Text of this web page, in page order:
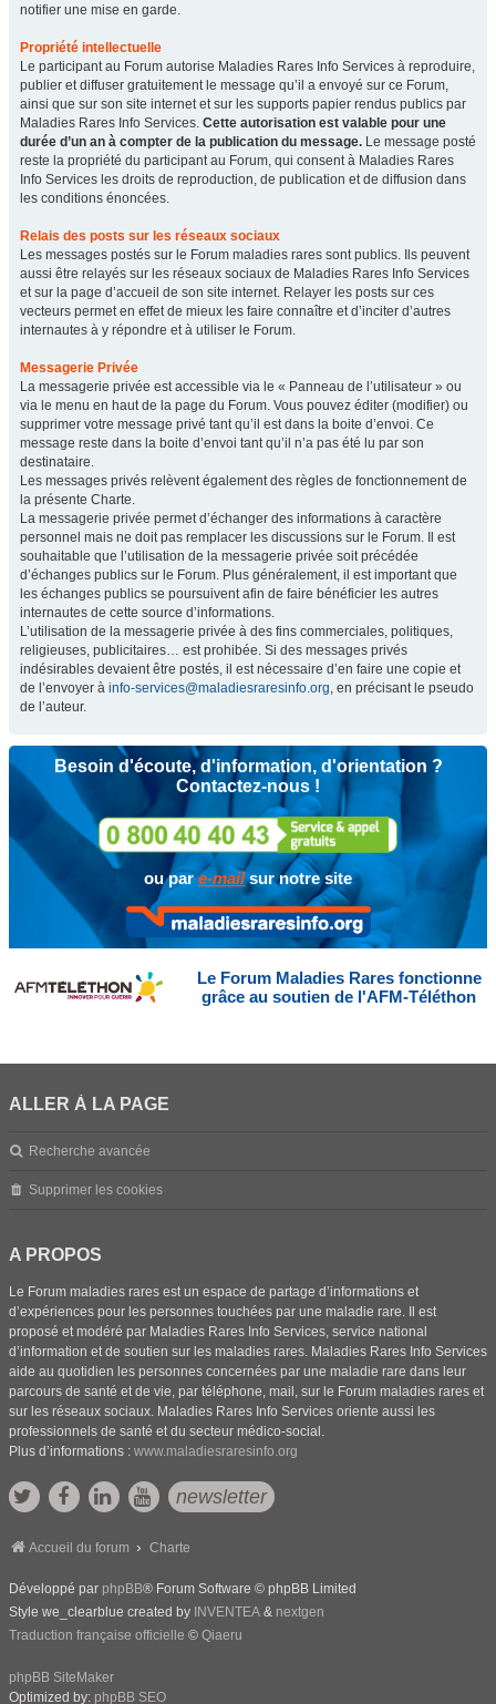
notifier une mise en garde.
Propriété intellectuelle
Le participant au Forum autorise Maladies Rares Info Services à reproduire,
publier et diffuser gratuitement le message qu’il a envoyé sur ce Forum,
ainsi que sur son site internet et sur les supports papier rendus publics par
Maladies Rares Info Services. Cette autorisation est valable pour une
durée d’un an à compter de la publication du message. Le message posté
reste la propriété du participant au Forum, qui consent à Maladies Rares
Info Services les droits de reproduction, de publication et de diffusion dans
les conditions énoncées.
Relais des posts sur les réseaux sociaux
Les messages postés sur le Forum maladies rares sont publics. Ils peuvent
aussi être relayés sur les réseaux sociaux de Maladies Rares Info Services
et sur la page d’accueil de son site internet. Relayer les posts sur ces
vecteurs permet en effet de mieux les faire connaître et d’inciter d’autres
internautes à y répondre et à utiliser le Forum.
Messagerie Privée
La messagerie privée est accessible via le « Panneau de l’utilisateur » ou
via le menu en haut de la page du Forum. Vous pouvez éditer (modifier) ou
supprimer votre message privé tant qu’il est dans la boite d’envoi. Ce
message reste dans la boite d’envoi tant qu’il n’a pas été lu par son
destinataire.
Les messages privés relèvent également des règles de fonctionnement de
la présente Charte.
La messagerie privée permet d’échanger des informations à caractère
personnel mais ne doit pas remplacer les discussions sur le Forum. Il est
souhaitable que l’utilisation de la messagerie privée soit précédée
d’échanges publics sur le Forum. Plus généralement, il est important que
les échanges publics se poursuivent afin de faire bénéficier les autres
internautes de cette source d’informations.
L’utilisation de la messagerie privée à des fins commerciales, politiques,
religieuses, publicitaires… est prohibée. Si des messages privés
indésirables devaient être postés, il est nécessaire d’en faire une copie et
de l’envoyer à info-services@maladiesraresinfo.org, en précisant le pseudo
de l’auteur.
Besoin d'écoute, d'information, d'orientation ?
Contactez-nous !
ou pare-mailsur notre site
Le Forum Maladies Rares fonctionne
grâce au soutien de l'AFM-Téléthon
ALLER À LA PAGE
Recherche avancée
Supprimer les cookies
A PROPOS
Le Forum maladies rares est un espace de partage d’informations et
d’expériences pour les personnes touchées par une maladie rare. Il est
proposé et modéré par Maladies Rares Info Services, service national
d’information et de soutien sur les maladies rares. Maladies Rares Info Services
aide au quotidien les personnes concernées par une maladie rare dans leur
parcours de santé et de vie, par téléphone, mail, sur le Forum maladies rares et
sur les réseaux sociaux. Maladies Rares Info Services oriente aussi les
professionnels de santé et du secteur médico-social.
Plus d’informations : www.maladiesraresinfo.org
newsletter
Accueil du forum Charte
Développé par phpBB® Forum Software © phpBB Limited
Style we_clearblue created by INVENTEA & nextgen
Traduction française officielle © Qiaeru
phpBB SiteMaker
Optimized by: phpBB SEO